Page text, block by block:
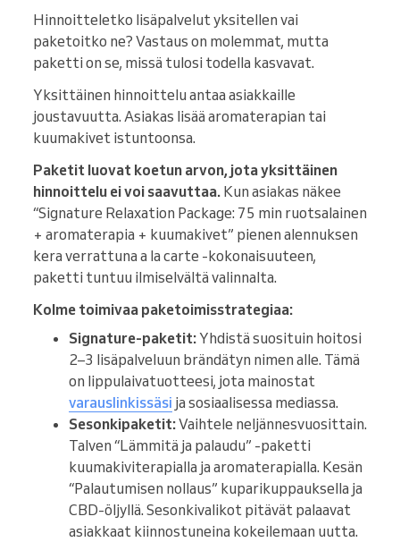
Hinnoitteletko lisäpalvelut yksitellen vai
paketoitko ne? Vastaus on molemmat, mutta
paketti on se, missä tulosi todella kasvavat.
Yksittäinen hinnoittelu antaa asiakkaille
joustavuutta. Asiakas lisää aromaterapian tai
kuumakivet istuntoonsa.
Paketit luovat koetun arvon, jota yksittäinen
hinnoittelu ei voi saavuttaa. Kun asiakas näkee
“Signature Relaxation Package: 75 min ruotsalainen
+ aromaterapia + kuumakivet” pienen alennuksen
kera verrattuna a la carte -kokonaisuuteen,
paketti tuntuu ilmiselvältä valinnalta.
Kolme toimivaa paketoimisstrategiaa:
Signature-paketit:Yhdistä suosituin hoitosi
2–3 lisäpalveluun brändätyn nimen alle. Tämä
on lippulaivatuotteesi, jota mainostat
varauslinkissäsi ja sosiaalisessa mediassa.
Sesonkipaketit:Vaihtele neljännesvuosittain.
Talven “Lämmitä ja palaudu” -paketti
kuumakiviterapialla ja aromaterapialla. Kesän
“Palautumisen nollaus” kuparikuppauksella ja
CBD-öljyllä. Sesonkivalikot pitävät palaavat
asiakkaat kiinnostuneina kokeilemaan uutta.